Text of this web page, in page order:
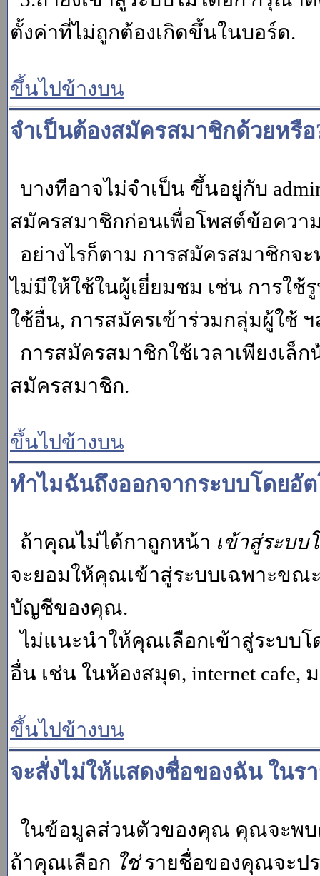
ตั้งค่าที่ไม่ถูกต้องเกิดขึ้นในบอร์ด.
ขึ้นไปข้างบน
จำเป็นต้องสมัครสมาชิกด้วยหรือ
บางทีอาจไม่จำเป็น ขึ้นอยู่กับ
สมัครสมาชิกก่อนเพื่อโพสต์ข้อควา
อย่างไรก็ตาม การสมัครสมาชิก
ไม่มีให้ใช้ในผู้เยี่ยมชม เช่น การใช้
ใช้อื่น, การสมัครเข้าร่วมกลุ่มผู้ใช้ ฯ
การสมัครสมาชิกใช้เวลาเพียงเ
สมัครสมาชิก.
ขึ้นไปข้างบน
ทำไมฉันถึงออกจากระบบโดยอั
ถ้าคุณไม่ได้กาถูกหน้า เข้าสู่ระบ
จะยอมให้คุณเข้าสู่ระบบเฉพาะขณ
บัญชีของคุณ.
ไม่แนะนำให้คุณเลือกเข้าสู่ระบบ
อื่น เช่น ในห้องสมุด, internet cafe,
ขึ้นไปข้างบน
จะสั่งไม่ให้แสดงชื่อของฉัน ในร
ในข้อมูลส่วนตัวของคุณ คุณจะพบ
ถ้าคุณเลือก ใช่รายชื่อของคุณจะปร